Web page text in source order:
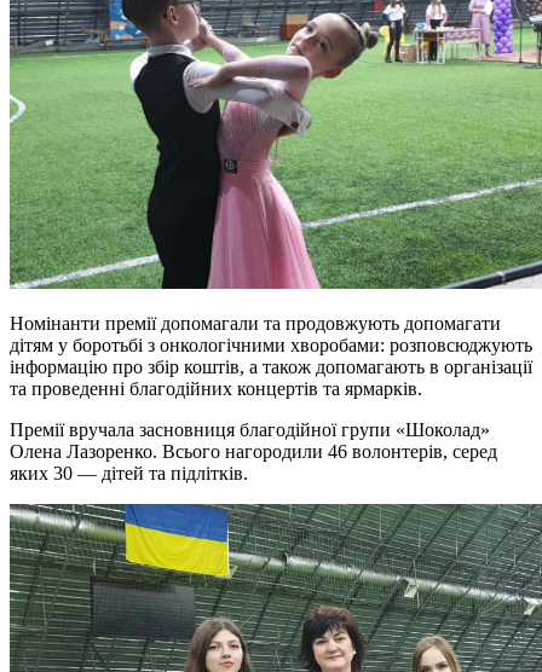
Номінанти премії допомагали та продовжують допомагати
дітям у боротьбі з онкологічними хворобами: розповсюджують
інформацію про збір коштів, а також допомагають в організації
та проведенні благодійних концертів та ярмарків.
Премії вручала засновниця благодійної групи «Шоколад»
Олена Лазоренко. Всього нагородили 46 волонтерів, серед
яких 30 — дітей та підлітків.